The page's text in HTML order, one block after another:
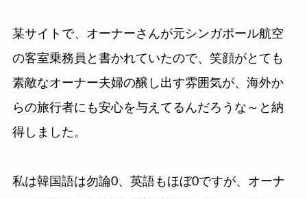
某サイトで、オーナーさんが元シンガポール航空
の客室乗務員と書かれていたので、笑顔がとても
素敵なオーナー夫婦の醸し出す雰囲気が、海外か
らの旅行者にも安心を与えてるんだろうな～と納
得しました。
私は韓国語は勿論0、英語もほぼ0ですが、オーナ